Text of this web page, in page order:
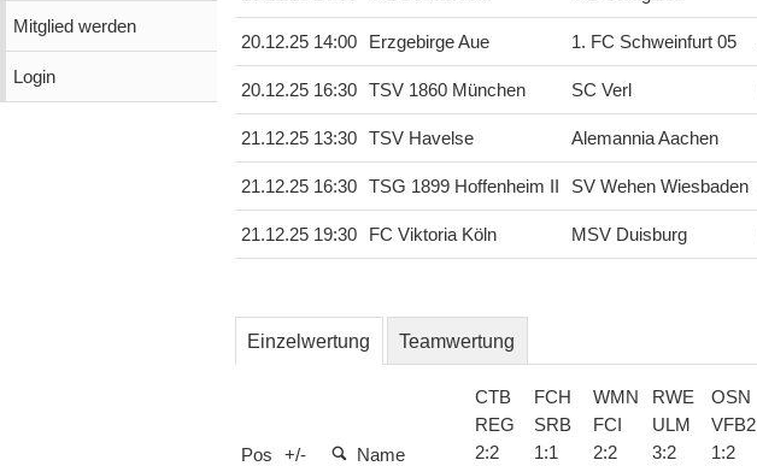
Mitglied werden
Login
20.12.25 14:00 Erzgebirge Aue 1. FC Schweinfurt 05
20.12.25 16:30 TSV 1860 München SC Verl
21.12.25 13:30 TSV Havelse Alemannia Aachen
21.12.25 16:30 TSG 1899 Hoffenheim II SV Wehen Wiesbaden
21.12.25 19:30 FC Viktoria Köln MSV Duisburg
Einzelwertung Teamwertung
Pos +/- Name
CTB
REG
2:2
FCH
SRB
1:1
WMN
FCI
2:2
RWE
ULM
3:2
OSN
VFB2
1:2